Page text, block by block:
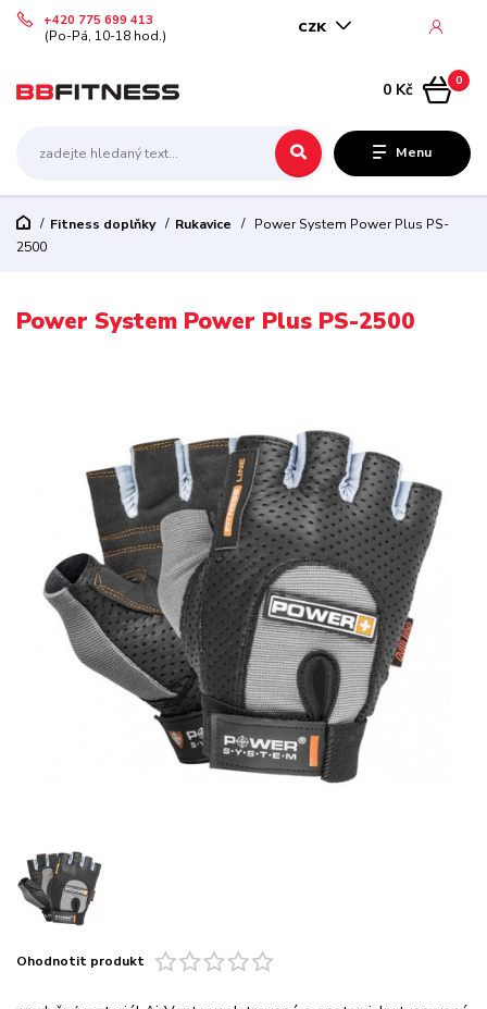
Menu
CZK
+420 775 699 413
(Po-Pá, 10-18 hod.)
0
0 Kč
Fitness doplňky Rukavice
Power System Power Plus PS-
2500
Power System Power Plus PS-2500
Ohodnotit produkt